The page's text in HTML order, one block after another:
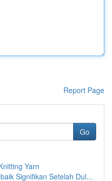
Report Page
Go
Yarn
Signifikan Setelah Dul...